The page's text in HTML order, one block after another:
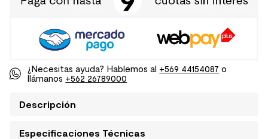
¿Necesitas ayuda? Hablemos al +569 44154087 o
llámanos +562 26789000
Descripción
Especificaciones Técnicas